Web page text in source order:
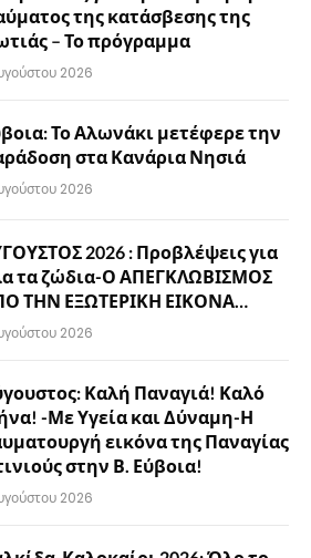
της κατάσβεσης της
– Το πρόγραμμα
2026
Το Αλωνάκι μετέφερε την
στα Κανάρια Νησιά
2026
2026 : Προβλέψεις για
τα ζώδια-Ο ΑΠΕΓΚΛΩΒΙΣΜΟΣ
ΤΗΝ ΕΞΩΤΕΡΙΚΗ ΕΙΚΟΝΑ…
2026
Καλή Παναγιά! Καλό
-Με Υγεία και Δύναμη-Η
εικόνα της Παναγίας
στην Β. Εύβοια!
2026